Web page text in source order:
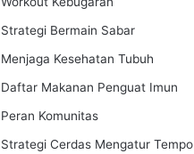
Strategi Bermain Sabar
Menjaga Kesehatan Tubuh
Daftar Makanan Penguat Imun
Peran Komunitas
Strategi Cerdas Mengatur Tempo